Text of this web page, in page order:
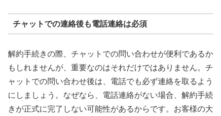
チャットでの連絡後も電話連絡は必須
解約手続きの際、チャットでの問い合わせが便利であるか
もしれませんが、重要なのはそれだけではありません。チ
ャットでの問い合わせ後は、電話でも必ず連絡を取るよう
にしましょう。なぜなら、電話連絡がない場合、解約手続
きが正式に完了しない可能性があるからです。お客様の大